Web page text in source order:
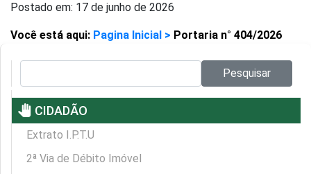
Postado em: 17 de junho de 2026
Você está aqui: Pagina Inicial > Portaria n° 404/2026
Pesquisar
pan_tool CIDADÃO
Extrato I.P.T.U
2ª Via de Débito Imóvel